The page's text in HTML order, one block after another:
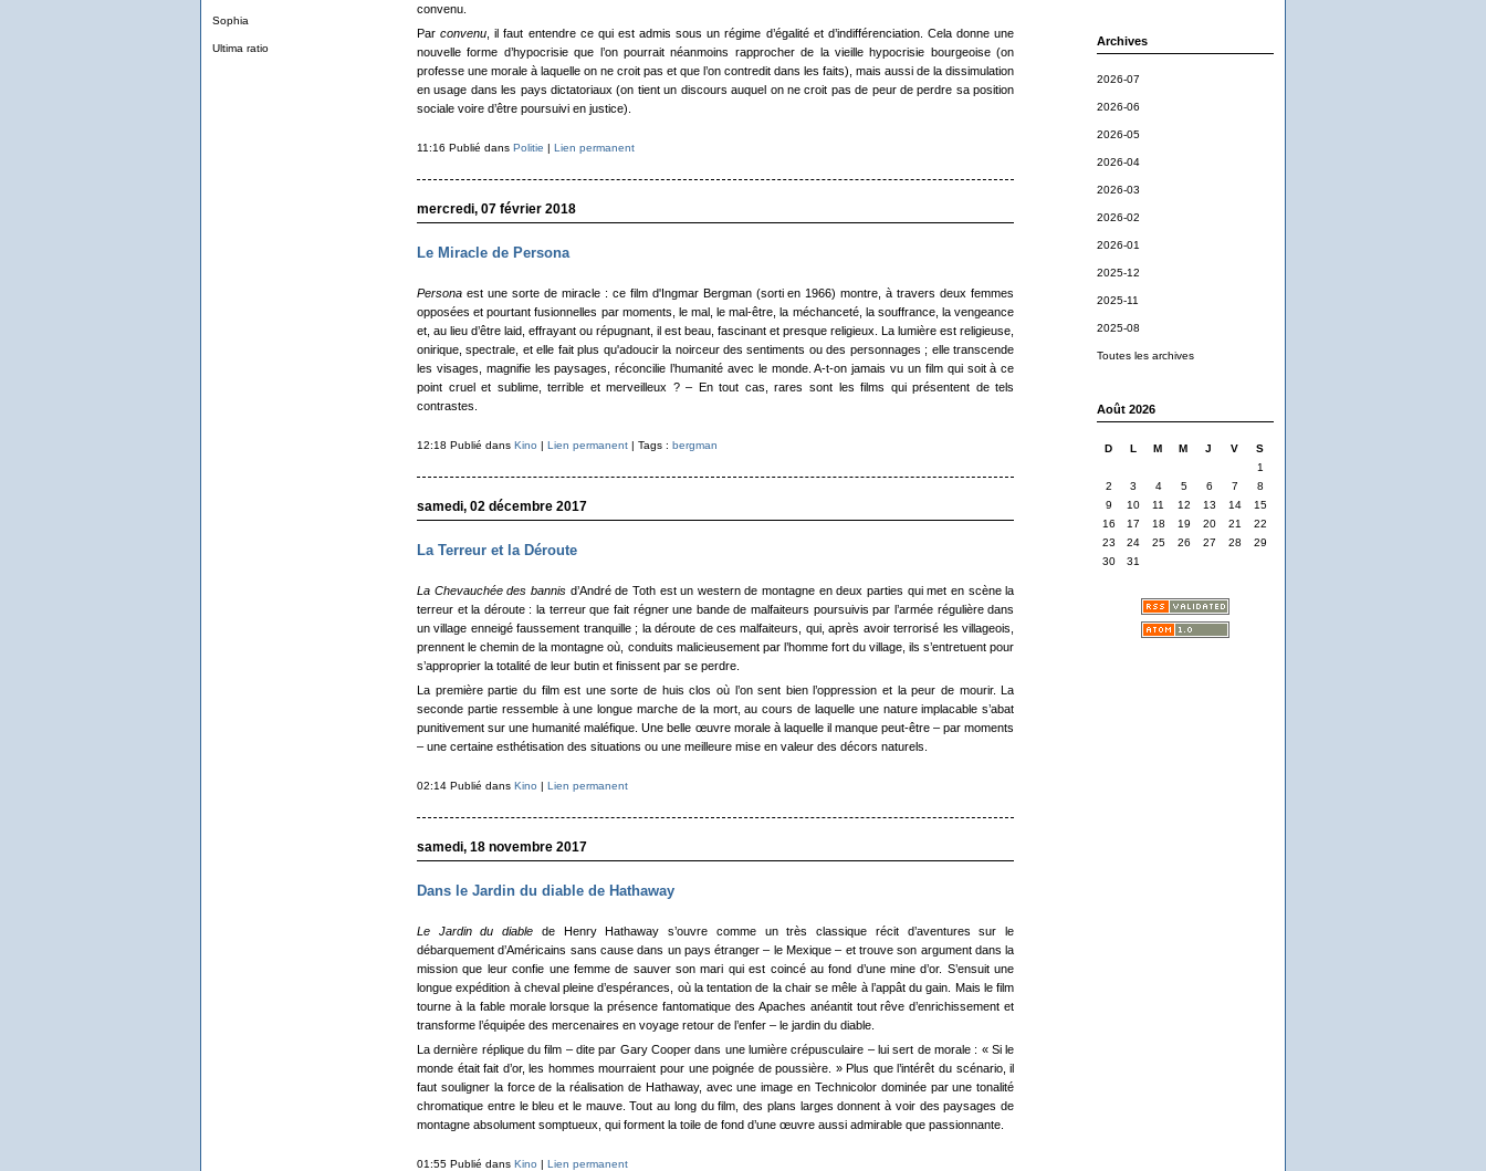
Sophia
Ultima ratio
Archives
2026-07
2026-06
2026-05
2026-04
2026-03
2026-02
2026-01
2025-12
2025-11
2025-08
Toutes les archives
Août 2026
D L M M J V
S
1
2
3 4 5 6 7
8
9
10 11 12 13 14
15
16
17 18 19 20 21
22
23
24 25 26 27 28
29
30
31
convenu.
Parconvenu , il faut entendre ce qui est admis sous un régime d’égalité et d’indifférenciation. Cela donne une
nouvelle forme d’hypocrisie que l’on pourrait néanmoins rapprocher de la vieille hypocrisie bourgeoise (on
professe une morale à laquelle on ne croit pas et que l’on contredit dans les faits), mais aussi de la dissimulation
en usage dans les pays dictatoriaux (on tient un discours auquel on ne croit pas de peur de perdre sa position
sociale voire d’être poursuivi en justice).
11:16 Publié dans Politie | Lien permanent
mercredi, 07 février 2018
Le Miracle de Persona
Persona est une sorte de miracle : ce film d'Ingmar Bergman (sorti en 1966) montre, à travers deux femmes
opposées et pourtant fusionnelles par moments, le mal, le mal-être, la méchanceté, la souffrance, la vengeance
et, au lieu d’être laid, effrayant ou répugnant, il est beau, fascinant et presque religieux. La lumière est religieuse,
onirique, spectrale, et elle fait plus qu'adoucir la noirceur des sentiments ou des personnages ; elle transcende
les visages, magnifie les paysages, réconcilie l’humanité avec le monde. A-t-on jamais vu un film qui soit à ce
point cruel et sublime, terrible et merveilleux ? – En tout cas, rares sont les films qui présentent de tels
contrastes.
12:18 Publié dans Kino | Lien permanent | Tags : bergman
samedi, 02 décembre 2017
La Terreur et la Déroute
La Chevauchée des bannisd’André de Toth est un western de montagne en deux parties qui met en scène la
terreur et la déroute : la terreur que fait régner une bande de malfaiteurs poursuivis par l’armée régulière dans
un village enneigé faussement tranquille ; la déroute de ces malfaiteurs, qui, après avoir terrorisé les villageois,
prennent le chemin de la montagne où, conduits malicieusement par l’homme fort du village, ils s’entretuent pour
s’approprier la totalité de leur butin et finissent par se perdre.
La première partie du film est une sorte de huis clos où l’on sent bien l’oppression et la peur de mourir. La
seconde partie ressemble à une longue marche de la mort, au cours de laquelle une nature implacable s’abat
punitivement sur une humanité maléfique. Une belle œuvre morale à laquelle il manque peut-être – par moments
– une certaine esthétisation des situations ou une meilleure mise en valeur des décors naturels.
02:14 Publié dans Kino | Lien permanent
samedi, 18 novembre 2017
Dans le Jardin du diable de Hathaway
Le Jardin du diable de Henry Hathaway s’ouvre comme un très classique récit d’aventures sur le
débarquement d’Américains sans cause dans un pays étranger – le Mexique – et trouve son argument dans la
mission que leur confie une femme de sauver son mari qui est coincé au fond d’une mine d’or. S’ensuit une
longue expédition à cheval pleine d’espérances, où la tentation de la chair se mêle à l’appât du gain. Mais le film
tourne à la fable morale lorsque la présence fantomatique des Apaches anéantit tout rêve d’enrichissement et
transforme l’équipée des mercenaires en voyage retour de l’enfer – le jardin du diable.
La dernière réplique du film – dite par Gary Cooper dans une lumière crépusculaire – lui sert de morale : « Si le
monde était fait d’or, les hommes mourraient pour une poignée de poussière. » Plus que l’intérêt du scénario, il
faut souligner la force de la réalisation de Hathaway, avec une image en Technicolor dominée par une tonalité
chromatique entre le bleu et le mauve. Tout au long du film, des plans larges donnent à voir des paysages de
montagne absolument somptueux, qui forment la toile de fond d’une œuvre aussi admirable que passionnante.
01:55 Publié dans Kino | Lien permanent